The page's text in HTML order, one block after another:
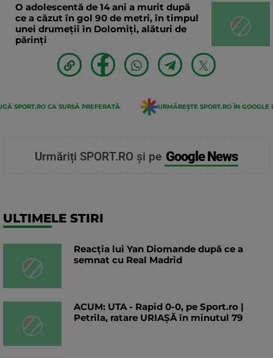
O adolescentă de 14 ani a murit după
ce a căzut în gol 90 de metri, în timpul
unei drumeții în Dolomiți, alături de
părinți
SPORT.RO CA SURSĂ PREFERATĂ URMĂREȘTE SPORT.RO ÎN GOOGLE
Urmăriți SPORT.RO și pe Google News
ULTIMELE STIRI
Reacția lui Yan Diomande după ce a
semnat cu Real Madrid
ACUM: UTA - Rapid 0-0, pe Sport.ro |
Petrila, ratare URIAȘĂ în minutul 79